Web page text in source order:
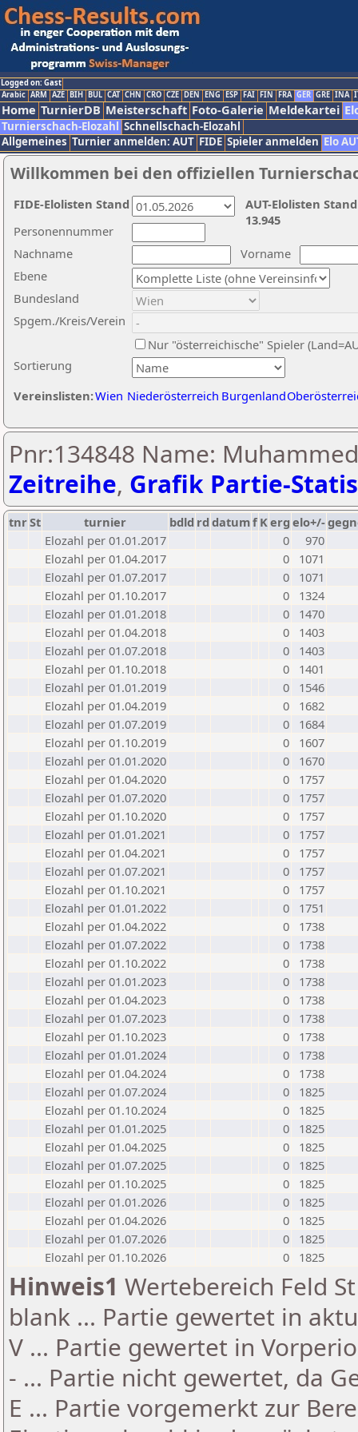
Logged on: Gast
Arabic ARM AZE BIH BUL CAT CHN CRO CZE DEN ENG ESP FAI FIN FRA GER GRE INA
Home TurnierDB Meisterschaft Foto-Galerie Meldekartei
Turnierschach-Elozahl Schnellschach-Elozahl
Allgemeines Turnier anmelden: AUT FIDE Spieler anmelden Elo
Willkommen bei den offiziellen
Nachname
Vorname
Ebene
Sortierung
Personennummer
Bundesland
Spgem./Kreis/Verein
Nur "österreichische" Spieler
Vereinslisten:Wien Niederösterreich Burgenland
AUT-Elolisten
13.945
FIDE-Elolisten Stand
Pnr:134848 Name:
Zeitreihe, Grafik Partie-
tnrSt turnier bdld rd datumf Kerg elo+/-
Elozahl per 01.01.2017
0
970
Elozahl per 01.04.2017
0
1071
Elozahl per 01.07.2017
0
1071
Elozahl per 01.10.2017
0
1324
Elozahl per 01.01.2018
0
1470
Elozahl per 01.04.2018
0
1403
Elozahl per 01.07.2018
0
1403
Elozahl per 01.10.2018
0
1401
Elozahl per 01.01.2019
0
1546
Elozahl per 01.04.2019
0
1682
Elozahl per 01.07.2019
0
1684
Elozahl per 01.10.2019
0
1607
Elozahl per 01.01.2020
0
1670
Elozahl per 01.04.2020
0
1757
Elozahl per 01.07.2020
0
1757
Elozahl per 01.10.2020
0
1757
Elozahl per 01.01.2021
0
1757
Elozahl per 01.04.2021
0
1757
Elozahl per 01.07.2021
0
1757
Elozahl per 01.10.2021
0
1757
Elozahl per 01.01.2022
0
1751
Elozahl per 01.04.2022
0
1738
Elozahl per 01.07.2022
0
1738
Elozahl per 01.10.2022
0
1738
Elozahl per 01.01.2023
0
1738
Elozahl per 01.04.2023
0
1738
Elozahl per 01.07.2023
0
1738
Elozahl per 01.10.2023
0
1738
Elozahl per 01.01.2024
0
1738
Elozahl per 01.04.2024
0
1738
Elozahl per 01.07.2024
0
1825
Elozahl per 01.10.2024
0
1825
Elozahl per 01.01.2025
0
1825
Elozahl per 01.04.2025
0
1825
Elozahl per 01.07.2025
0
1825
Elozahl per 01.10.2025
0
1825
Elozahl per 01.01.2026
0
1825
Elozahl per 01.04.2026
0
1825
Elozahl per 01.07.2026
0
1825
Elozahl per 01.10.2026
0 1825
Hinweis1 Wertebereich Feld
blank ... Partie gewertet in
V ... Partie gewertet in
- ... Partie nicht gewertet, da
E ... Partie vorgemerkt zur